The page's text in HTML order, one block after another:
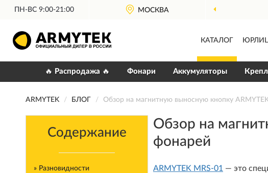
ПН-ВС 9:00-21:00 МОСКВА
КАТАЛОГ
🔥 Распродажа 🔥 Фонари Аккумуляторы
ARMYTEK БЛОГ Обзор на магнитную выносную кнопку
Содержание
» Разновидности
Обзор на
фонарей
ARMYTEK MRS-01 — это